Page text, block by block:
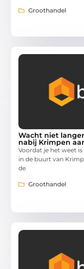
Groothandel
Wacht niet
nabij Krimpen
Voordat je het weet
in de buurt van
de
Groothandel